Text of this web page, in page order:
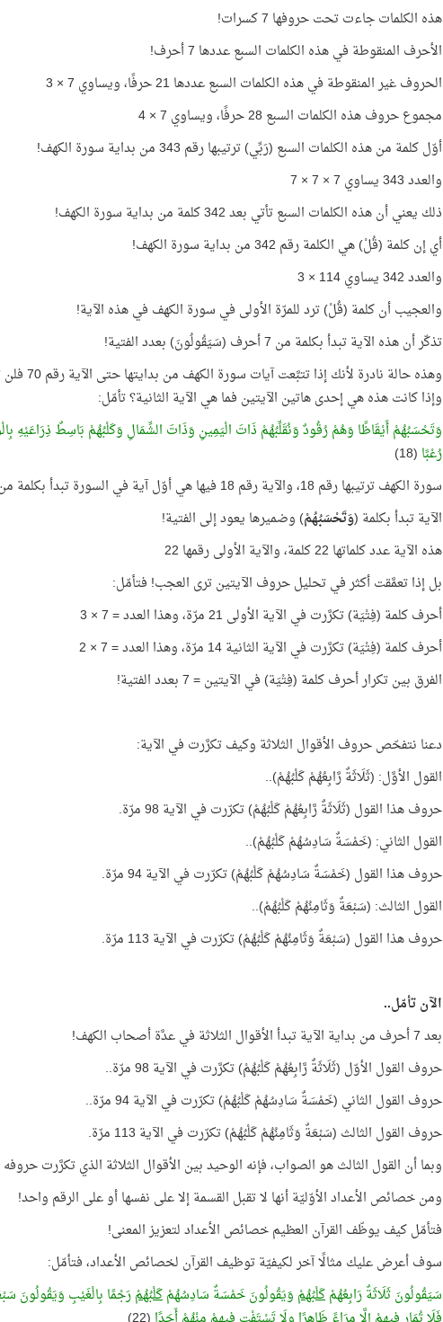
هذه الكلمات جاءت تحت حروفها 7 كسرات!
الأحرف المنقوطة في هذه الكلمات السبع عددها 7 أحرف!
الحروف غير المنقوطة في هذه الكلمات السبع عددها 21 حرفًا، ويساوي 7 × 3
مجموع حروف هذه الكلمات السبع 28 حرفًا، ويساوي 7 × 4
أوّل كلمة من هذه الكلمات السبع (رَبِّي) ترتيبها رقم 343 من بداية سورة الكهف!
والعدد 343 يساوي 7 × 7 × 7
ذلك يعني أن هذه الكلمات السبع تأتي بعد 342 كلمة من بداية سورة الكهف!
أي إن كلمة (قُلْ) هي الكلمة رقم 342 من بداية سورة الكهف!
والعدد 342 يساوي 114 × 3
والعجيب أن كلمة (قُلْ) ترد للمرّة الأولى في سورة الكهف في هذه الآية!
تذكّر أن هذه الآية تبدأ بكلمة من 7 أحرف (سَيَقُولُونَ) بعدد الفتية!
وهذه
وإذا كانت هذه هي إحدى هاتين الآيتين فما هي الآية الثانية؟ تأمّل:
وَتَحْسَبُهُمْ أَيْقَاظًا وَهُمْ رُقُودٌ وَنُقَلِّبُهُمْ ذَاتَ الْيَمِينِ وَذَاتَ الشِّمَالِ وَكَلْبُهُمْ بَاسِطٌ ذِرَاعَيْهِ
رُعْبًا (18)
سورة الكهف ترتيبها رقم 18، والآية رقم 18 فيها هي أوّل آية في السورة تبدأ بكلمة من 7 أحرف!
الآية تبدأ بكلمة (وَتَحْسَبُهُمْ) وضميرها يعود إلى الفتية!
هذه الآية عدد كلماتها 22 كلمة، والآية الأولى رقمها 22
بل إذا تعمَّقت أكثر في تحليل حروف الآيتين ترى العجب! فتأمّل:
أحرف كلمة (فِتْيَة) تكرَّرت في الآية الأولى 21 مرّة، وهذا العدد = 7 × 3
أحرف كلمة (فِتْيَة) تكرَّرت في الآية الثانية 14 مرّة، وهذا العدد = 7 × 2
الفرق بين تكرار أحرف كلمة (فِتْيَة) في الآيتين = 7 بعدد الفتية!
دعنا نتفحّص حروف الأقوال الثلاثة وكيف تكرَّرت في الآية:
القول الأوَّل: (ثَلَاثَةٌ رَّابِعُهُمْ كَلْبُهُمْ)..
حروف هذا القول (ثَلَاثَةٌ رَّابِعُهُمْ كَلْبُهُمْ) تكرّرت في الآية 98 مرّة.
القول الثاني: (خَمْسَةٌ سَادِسُهُمْ كَلْبُهُمْ)..
حروف هذا القول (خَمْسَةٌ سَادِسُهُمْ كَلْبُهُمْ) تكرّرت في الآية 94 مرّة.
القول الثالث: (سَبْعَةٌ وَثَامِنُهُمْ كَلْبُهُمْ)..
حروف هذا القول (سَبْعَةٌ وَثَامِنُهُمْ كَلْبُهُمْ) تكرّرت في الآية 113 مرّة.
الآن تأمّل..
بعد 7 أحرف من بداية الآية تبدأ الأقوال الثلاثة في عدَّة أصحاب الكهف!
حروف القول الأوّل (ثَلَاثَةٌ رَّابِعُهُمْ كَلْبُهُمْ) تكرَّرت في الآية 98 مرّة..
حروف القول الثاني (خَمْسَةٌ سَادِسُهُمْ كَلْبُهُمْ) تكرّرت في الآية 94 مرّة..
حروف القول الثالث (سَبْعَةٌ وَثَامِنُهُمْ كَلْبُهُمْ) تكرّرت في الآية 113 مرّة.
وبما أن القول الثالث هو الصواب، فإنه الوحيد بين الأقوال الثلاثة الذي تكرَّرت
ومن خصائص الأعداد الأوّليّة أنها لا تقبل القسمة إلا على نفسها أو على الرقم واحد!
فتأمّل كيف يوظّف القرآن العظيم خصائص الأعداد لتعزيز المعنى!
سوف أعرض عليك مثالًا آخر لكيفيّة توظيف القرآن لخصائص الأعداد، فتأمّل:
سَيَقُولُونَ ثَلَاثَةٌ رَابِعُهُمْكَلْبُهُمْ وَيَقُولُونَ خَمْسَةٌ سَادِسُهُمْكَلْبُهُمْرَجْمًا بِالْغَيْبِ وَيَقُولُونَ